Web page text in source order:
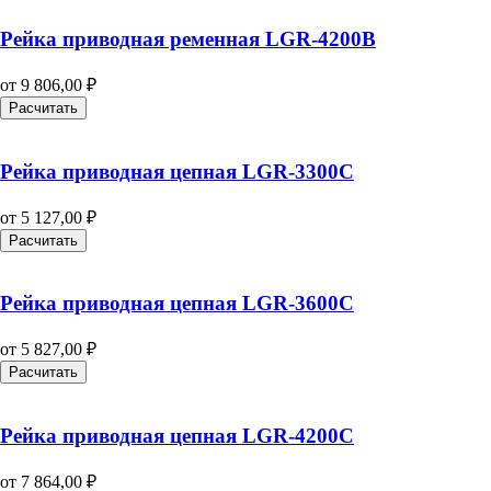
Рейка приводная ременная LGR-4200B
от 9 806,00 ₽
Расчитать
Рейка приводная цепная LGR-3300С
от 5 127,00 ₽
Расчитать
Рейка приводная цепная LGR-3600C
от 5 827,00 ₽
Расчитать
Рейка приводная цепная LGR-4200C
от 7 864,00 ₽